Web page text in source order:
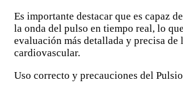
Es importante destacar que es capaz
la onda del pulso en tiempo real, lo
evaluación más detallada y precisa de
cardiovascular.
Uso correcto y precauciones del